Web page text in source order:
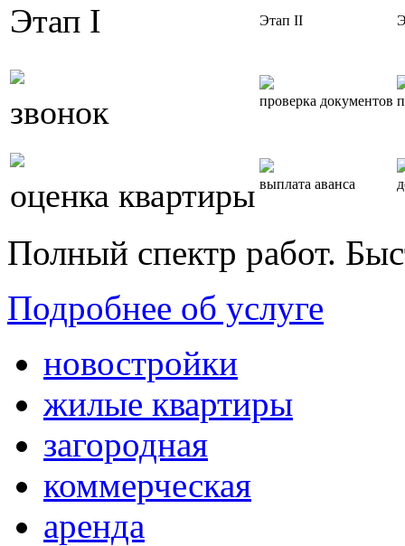
Этап I
Этап II
звонок проверка документов
оценка квартиры выплата аванса
Полный спектр работ.
Подробнее об услуге
новостройки
жилые квартиры
загородная
коммерческая
аренда